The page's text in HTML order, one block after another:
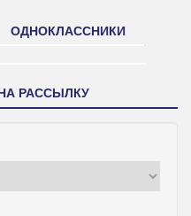
ОДНОКЛАССНИКИ
РАССЫЛКУ